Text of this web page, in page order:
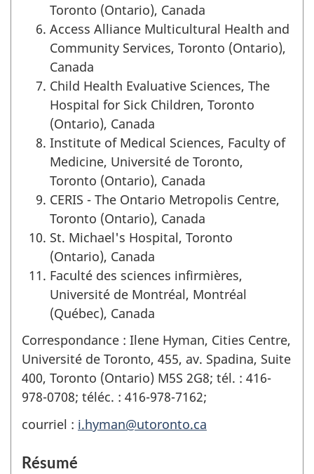
Toronto (Ontario), Canada
Access Alliance Multicultural Health and
Community Services, Toronto (Ontario),
Canada
Child Health Evaluative Sciences, The
Hospital for Sick Children, Toronto
(Ontario), Canada
Institute of Medical Sciences, Faculty of
Medicine, Université de Toronto,
Toronto (Ontario), Canada
CERIS - The Ontario Metropolis Centre,
Toronto (Ontario), Canada
St. Michael's Hospital, Toronto
(Ontario), Canada
Faculté des sciences infirmières,
Université de Montréal, Montréal
(Québec), Canada
Correspondance : Ilene Hyman, Cities Centre,
Université de Toronto, 455, av. Spadina, Suite
400, Toronto (Ontario) M5S 2G8; tél. : 416-
978-0708; téléc. : 416-978-7162;
courriel : i.hyman@utoronto.ca
Résumé